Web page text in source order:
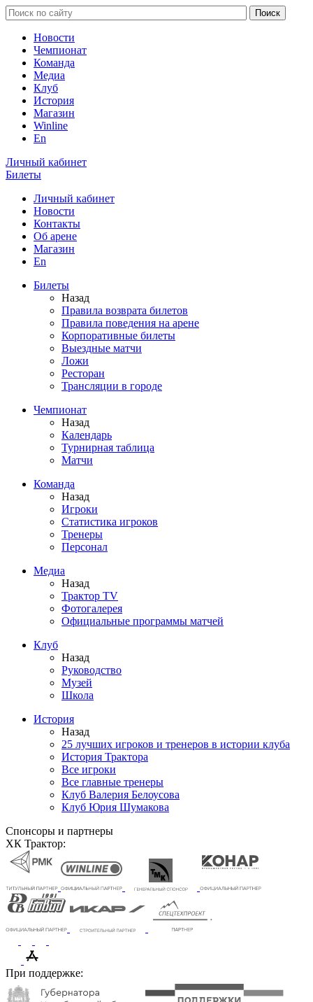
Новости
Чемпионат
Команда
Медиа
Клуб
История
Магазин
Winline
En
Личный кабинет
Билеты
Личный кабинет
Новости
Контакты
Об арене
Магазин
En
Билеты
Назад
Правила возврата билетов
Правила поведения на арене
Корпоративные билеты
Выездные матчи
Ложи
Ресторан
Трансляции в городе
Чемпионат
Назад
Календарь
Турнирная таблица
Матчи
Команда
Назад
Игроки
Статистика игроков
Тренеры
Персонал
Медиа
Назад
Трактор TV
Фотогалерея
Официальные программы матчей
Клуб
Назад
Руководство
Музей
Школа
История
Назад
25 лучших игроков и тренеров в истории клуба
История Трактора
Все игроки
Все главные тренеры
Клуб Валерия Белоусова
Клуб Юрия Шумакова
Спонсоры и партнеры
ХК Трактор:
При поддержке: